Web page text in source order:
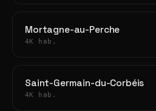
Mortagne-au-Perche
4K hab.
Saint-Germain-du-Corbéis
4K hab.